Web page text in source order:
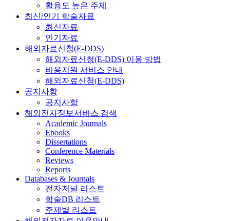
활용도 높은 주제
최신/인기 학술자료
최신자료
인기자료
해외자료신청(E-DDS)
해외자료신청(E-DDS) 이용 방법
비용지원 서비스 안내
해외자료신청(E-DDS)
공지사항
공지사항
해외전자정보서비스 검색
Academic Journals
Ebooks
Dissertations
Conference Materials
Reviews
Reports
Databases & Journals
전자저널 리스트
학술DB 리스트
주제별 리스트